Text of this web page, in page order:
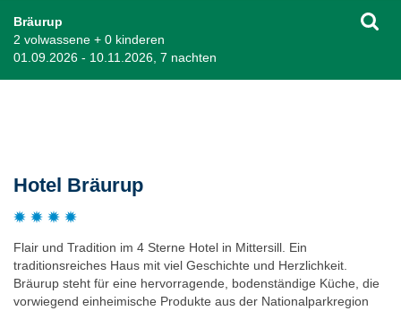
Bräurup
2 volwassene + 0 kinderen
01.09.2026 - 10.11.2026, 7 nachten
Hotel Bräurup
Flair und Tradition im 4 Sterne Hotel in Mittersill. Ein
traditionsreiches Haus mit viel Geschichte und Herzlichkeit.
Bräurup steht für eine hervorragende, bodenständige Küche, die
vorwiegend einheimische Produkte aus der Nationalparkregion